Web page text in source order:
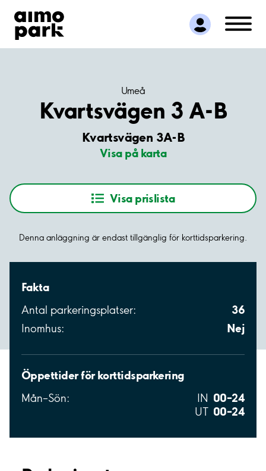
Hitta parkering
Samarbete
Kundservice
Umeå
Kvartsvägen 3 A-B
Kvartsvägen 3A-B
Visa på karta
Visa prislista
Denna anläggning är endast tillgänglig för korttidsparkering.
Fakta
Antal parkeringsplatser: 36
Inomhus: Nej
Öppettider för korttidsparkering
Mån–Sön: IN 00–24
UT 00–24